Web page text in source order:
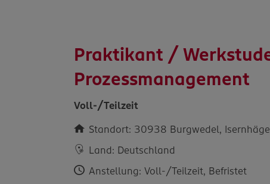
Praktikant /
Prozessmanagement
Voll-/Teilzeit
Standort: 30938 Burgwedel,
Land: Deutschland
Anstellung: Voll-/Teilzeit, Befristet